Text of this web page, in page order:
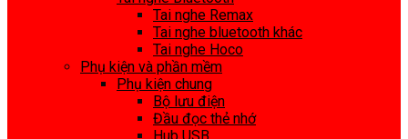
Tai nghe Remax
Tai nghe bluetooth khác
Tai nghe Hoco
Phụ kiện và phần mềm
Phụ kiện chung
Bộ lưu điện
Đầu đọc thẻ nhớ